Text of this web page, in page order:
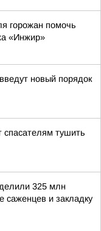
горожан помочь
«Инжир»
новый порядок
тушить
325 млн
саженцев и закладку